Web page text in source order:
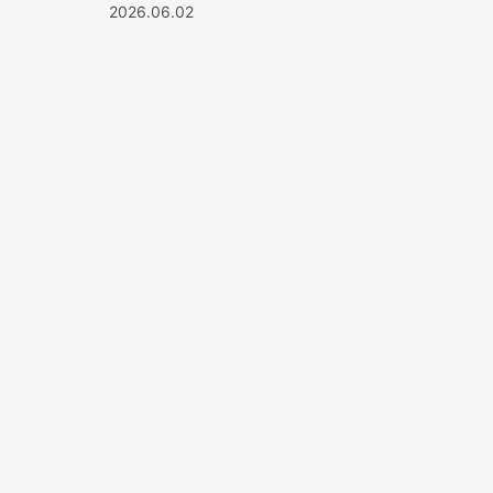
2026.06.02